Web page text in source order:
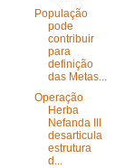
População
pode
contribuir
para
definição
das Metas...
Operação
Herba
Nefanda III
desarticula
estrutura
d...